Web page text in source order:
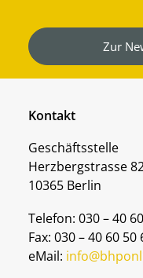
Zur
Kontakt
Geschäftsstelle
Herzbergstrasse
10365 Berlin
Telefon: 030 – 40
Fax: 030 – 40 60 50
eMail: